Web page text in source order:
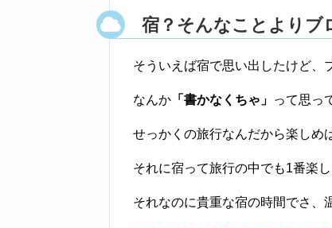
宿？そんなことよりブ
そういえば宿で思い出したけど、
なんか 「書かなくちゃ」 って思っ
せっかくの旅行なんだから楽しめ
それに宿って旅行の中でも1番楽し
それなのに貴重な宿の時間でさ、